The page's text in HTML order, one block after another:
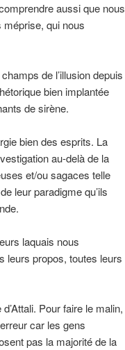
aussi que nous
qui nous
de l’illusion depuis
bien implantée
de sirène.
bien des esprits. La
au-delà de la
et/ou sagaces telle
leur paradigme qu’ils
laquais nous
leurs propos, toutes leurs
Pour faire le malin,
car les gens
pas la majorité de la